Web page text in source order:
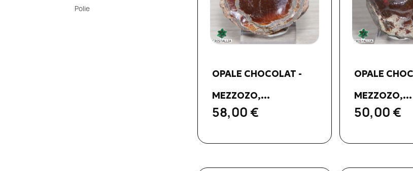
Polie
OPALE CHOCOLAT -
MEZZOZO,...
58,00 €
OPALE
MEZZOZO,...
50,00 €